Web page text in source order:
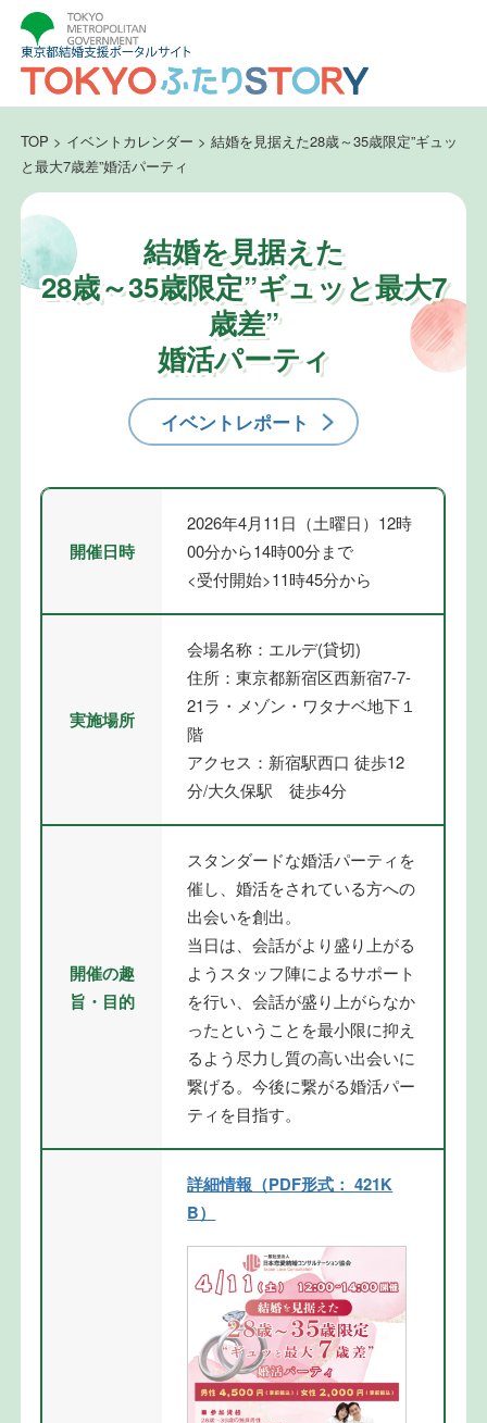
TOP > イベントカレンダー > 結婚を見据えた28歳～35歳限定”ギュッ
と最大7歳差”婚活パーティ
結婚を見据えた
28歳～35歳限定”ギュッと最大7
歳差”
婚活パーティ
イベントレポート
開催日時
2026年4月11日（土曜日）12時
00分から14時00分まで
<受付開始>11時45分から
実施場所
会場名称：エルデ(貸切)
住所：東京都新宿区西新宿7-7-
21ラ・メゾン・ワタナベ地下１
階
アクセス：新宿駅西口 徒歩12
分/大久保駅 徒歩4分
開催の趣
旨・目的
スタンダードな婚活パーティを
催し、婚活をされている方への
出会いを創出。
当日は、会話がより盛り上がる
ようスタッフ陣によるサポート
を行い、会話が盛り上がらなか
ったということを最小限に抑え
るよう尽力し質の高い出会いに
繋げる。今後に繋がる婚活パー
ティを目指す。
詳細情報（PDF形式： 421K
B）